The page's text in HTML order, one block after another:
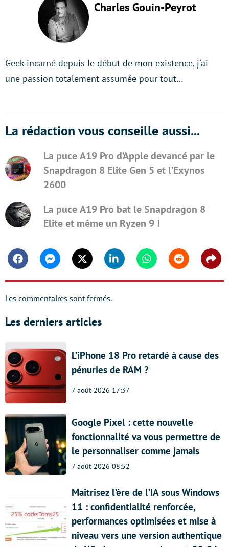
Charles Gouin-Peyrot
Geek incarné depuis le début de mon existence, j'ai
une passion totalement assumée pour tout…
La rédaction vous conseille aussi...
La puce A19 Pro d’Apple devancé par le
Snapdragon 8 Elite Gen 5 et l’Exynos
2600
La puce A19 Pro bat le Snapdragon 8
Elite et même un Ryzen 9 !
FacebookMessengerTwitter Linkedin WhatsappReddit
Les commentaires sont fermés.
Les derniers articles
L’iPhone 18 Pro retardé à cause des
pénuries de RAM ?
7 août 2026 17:37
Google Pixel : cette nouvelle
fonctionnalité va vous permettre de
le personnaliser comme jamais
7 août 2026 08:52
Maîtrisez l’ère de l’IA sous Windows
11 : confidentialité renforcée,
performances optimisées et mise à
niveau vers une version authentique